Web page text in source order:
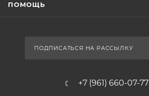
ПОМОЩЬ
ПОДПИСАТЬСЯ НА РАССЫЛКУ
+7 (961) 660-07-77